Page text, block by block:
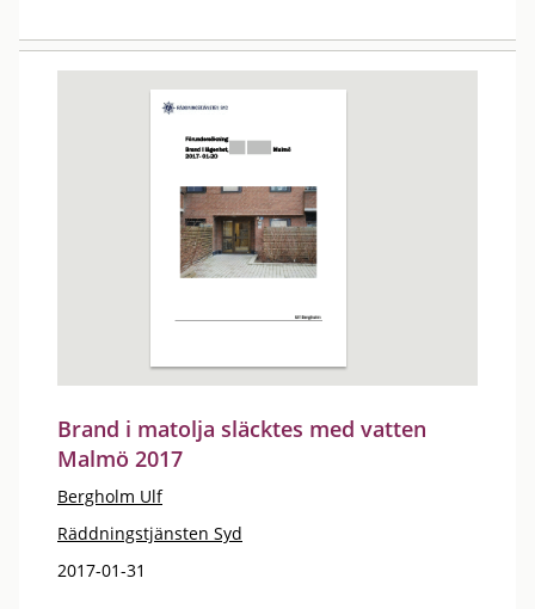
Brand i matolja släcktes med vatten
Malmö 2017
Bergholm Ulf
Räddningstjänsten Syd
2017-01-31